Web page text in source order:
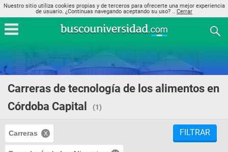
Nuestro sitio utiliza cookies propias y de terceros para ofrecerte una mejor experiencia
de usuario. ¿Continuas navegando aceptando su uso? .. Cerrar
Carreras de tecnología de los alimentos en
Córdoba Capital
(1)
Carreras FILTRAR